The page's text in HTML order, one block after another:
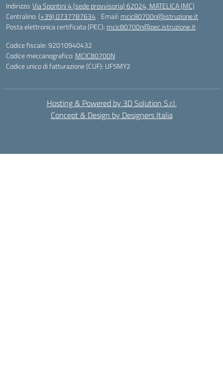
Indirizzo:Via Spontini 4 (sede provvisoria) 62024, MATELICA (MC)
Centralino:(+39) 0737787634 Email: mcic80700n@istruzione.it
Posta elettronica certificata (PEC): mcic80700n@pec.istruzione.it
Codice fiscale: 92010940432
Codice meccanografico: MCIC80700N
Codice unico di fatturazione (CUF): UF5MY2
Hosting & Powered by 3D Solution S.r.l.
Concept & Design by Designers Italia